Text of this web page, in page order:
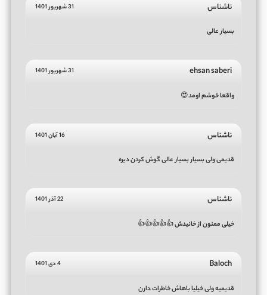
ناشناس 31 شهریور 1401
بسيار عالى
ehsan saberi 31 شهریور 1401
واقعا خوشم اومد😍
ناشناس 16 آبان 1401
قدیمی ولی بسیار بسیار عالی گوش کردن دیره
ناشناس 22 آذر 1401
خیلی ممنون از خانیدش 👍👍👍👍👍
Baloch 4 دی 1401
قدیمیه ولی خیلیا باهاش خاطرات دارن